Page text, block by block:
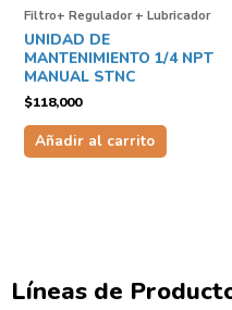
Filtro+ Regulador + Lubricador
UNIDAD DE
MANTENIMIENTO 1/4 NPT
MANUAL STNC
$118,000
Añadir al carrito
Líneas de